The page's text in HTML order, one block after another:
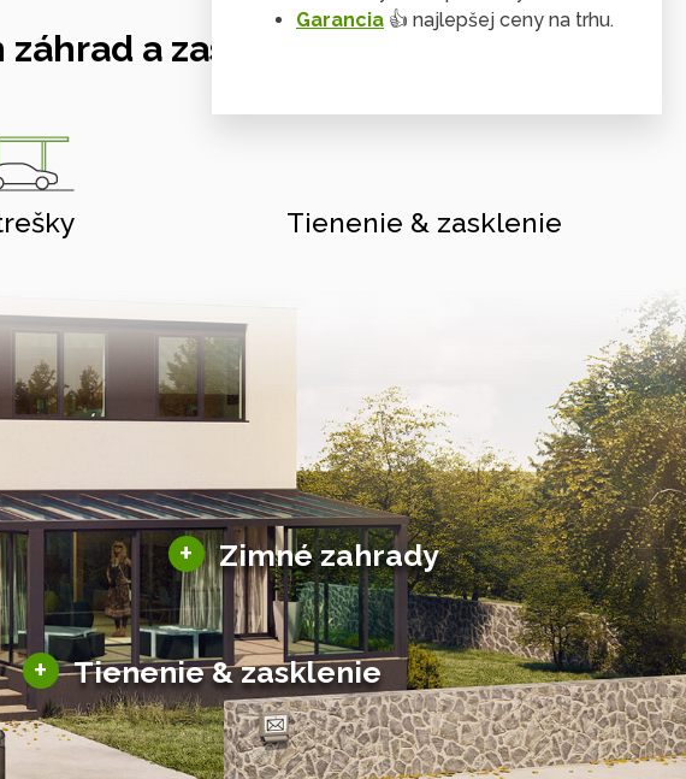
a zastrešení
Tienenie & zasklenie
+ Zimné zahrady
Sezónne zimné záhrady
Hliníkové zimné záhrady
Posuvné zimné záhrady
Solárne zimné záhrady
+ Tienenie & zasklenie
Tienenie
Zasklenie
Garancia 👍 najlepšej ceny na trhu.